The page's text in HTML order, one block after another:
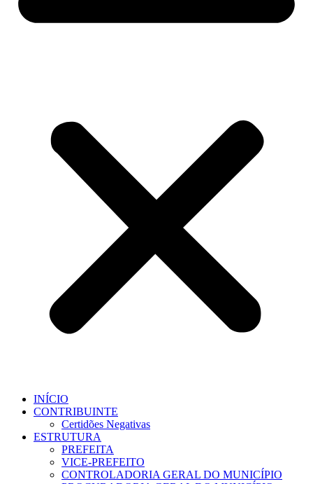
INÍCIO
CONTRIBUINTE
Certidões Negativas
ESTRUTURA
PREFEITA
VICE-PREFEITO
CONTROLADORIA GERAL DO MUNICÍPIO